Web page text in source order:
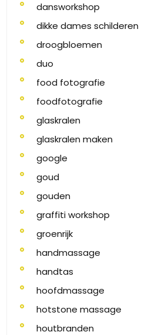
dansworkshop
dikke dames schilderen
droogbloemen
duo
food fotografie
foodfotografie
glaskralen
glaskralen maken
google
goud
gouden
graffiti workshop
groenrijk
handmassage
handtas
hoofdmassage
hotstone massage
houtbranden